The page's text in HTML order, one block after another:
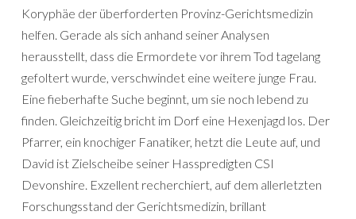
Koryphäe der überforderten Provinz-Gerichtsmedizin
helfen. Gerade als sich anhand seiner Analysen
herausstellt, dass die Ermordete vor ihrem Tod tagelang
gefoltert wurde, verschwindet eine weitere junge Frau.
Eine fieberhafte Suche beginnt, um sie noch lebend zu
finden. Gleichzeitig bricht im Dorf eine Hexenjagd los. Der
Pfarrer, ein knochiger Fanatiker, hetzt die Leute auf, und
David ist Zielscheibe seiner Hasspredigten CSI
Devonshire. Exzellent recherchiert, auf dem allerletzten
Forschungsstand der Gerichtsmedizin, brillant